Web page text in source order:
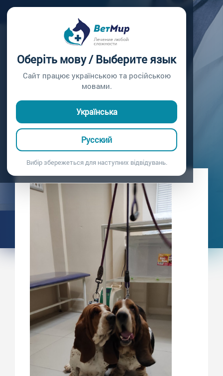
Оберіть мову / Выберите язык
Сайт працює українською та російською
мовами.
Українська
Русский
Вибір збережеться для наступних відвідувань.
КОНСУЛЬТАЦИЯ
СТОМАТОЛОГА
18.03.2021